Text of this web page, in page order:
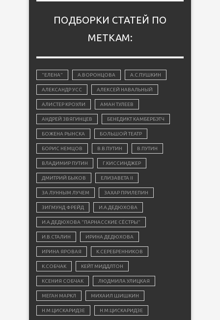
ПОДБОРКИ СТАТЕЙ ПО
МЕТКАМ:
"ЕЛЕНА" А.ВОРОНЦОВА А.С.ПУШКИН
АЛЕКСАНДР УСС АЛЕКСЕЙ НАВАЛЬНЫЙ
АЛИСТЕР КРОУЛИ АМАН ТУЛЕЕВ
АНДРЕЙ ЗВЯГИНЦЕВ БЕНЕДИКТ КАМБЕРБЭТЧ
БОЖЕНА РЫНСКА БОЛЬШОЙ ТЕАТР
БОРИС НЕМЦОВ В.В.ПУТИН В.ПУТИН
ВЛАДИМИР ПУТИН Г.КИССИНДЖЕР
ДМИТРИЙ БЫКОВ ЕЛИЗАВЕТА II
ЗА ЛУННЫМ ЛУЧЕМ ЗАХАР ПРИЛЕПИН
ЗИГМУНД ФРЕЙД И.А.ДЕДЮХОВА
И.А.ДЕДЮХОВА "ПАРНАССКИЕ СЁСТРЫ"
И.В.СТАЛИН ИРИНА ДЕДЮХОВА
ИРИНА ЯРОВАЯ К.СЕРЕБРЕННИКОВ
К.СОБЧАК КЕЙТ МИДДЛТОН
КСЕНИЯ СОБЧАК ЛЮДМИЛА УЛИЦКАЯ
МЕГАН МАРКЛ МИХАИЛ ШИШКИН
Н.М.ЦИСКАРИДЗЕ Н.М.ЦИСКАРИДЗЕ